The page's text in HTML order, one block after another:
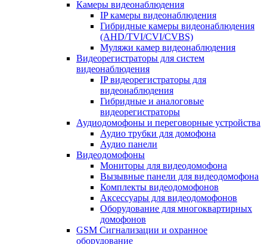
Камеры видеонаблюдения
IP камеры видеонаблюдения
Гибридные камеры видеонаблюдения
(AHD/TVI/CVI/CVBS)
Муляжи камер видеонаблюдения
Видеорегистраторы для систем
видеонаблюдения
IP видеорегистраторы для
видеонаблюдения
Гибридные и аналоговые
видеорегистраторы
Аудиодомофоны и переговорные устройства
Аудио трубки для домофона
Аудио панели
Видеодомофоны
Мониторы для видеодомофона
Вызывные панели для видеодомофона
Комплекты видеодомофонов
Аксессуары для видеодомофонов
Оборудование для многоквартирных
домофонов
GSM Сигнализации и охранное
оборудование